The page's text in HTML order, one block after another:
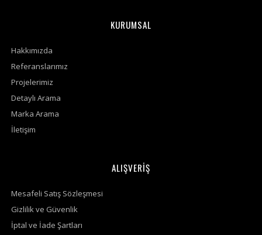
KURUMSAL
Hakkımızda
Referanslarımız
Projelerimiz
Detaylı Arama
Marka Arama
İletişim
ALIŞVERİŞ
Mesafeli Satış Sözleşmesi
Gizlilik ve Güvenlik
İptal ve İade Şartları